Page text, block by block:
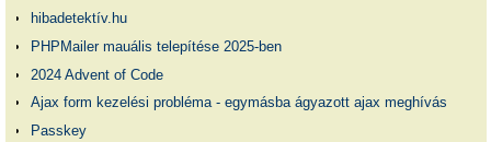
hibadetektív.hu
PHPMailer mauális telepítése 2025-ben
2024 Advent of Code
Ajax form kezelési probléma - egymásba ágyazott ajax meghívás
Passkey